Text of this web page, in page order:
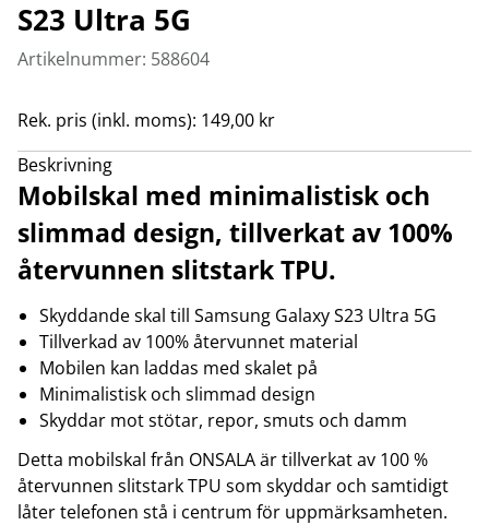
S23 Ultra 5G
Artikelnummer: 588604
Rek. pris (inkl. moms): 149,00 kr
Beskrivning
Mobilskal med minimalistisk och
slimmad design, tillverkat av 100%
återvunnen slitstark TPU.
Skyddande skal till Samsung Galaxy S23 Ultra 5G
Tillverkad av 100% återvunnet material
Mobilen kan laddas med skalet på
Minimalistisk och slimmad design
Skyddar mot stötar, repor, smuts och damm
Detta mobilskal från ONSALA är tillverkat av 100 %
återvunnen slitstark TPU som skyddar och samtidigt
låter telefonen stå i centrum för uppmärksamheten.